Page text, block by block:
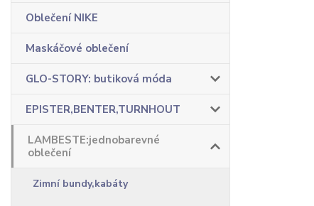
Oblečení NIKE
Maskáčové oblečení
GLO-STORY: butiková móda
EPISTER,BENTER,TURNHOUT
LAMBESTE:jednobarevné
oblečení
Zimní bundy,kabáty